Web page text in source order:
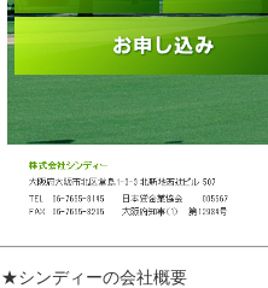
★シンディーの会社概要